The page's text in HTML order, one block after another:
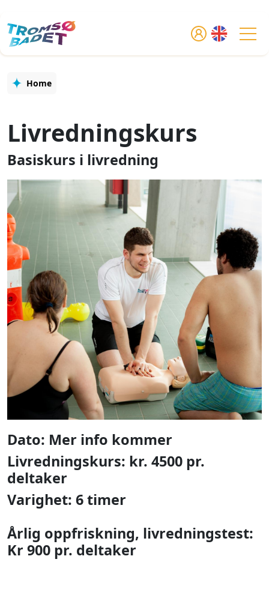
Home
Livredningskurs
Basiskurs i livredning
Dato: Mer info kommer
Livredningskurs: kr. 4500 pr.
deltaker
Varighet: 6 timer
Årlig oppfriskning, livredningstest:
Kr 900 pr. deltaker